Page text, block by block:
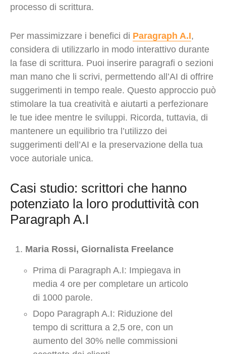
processo di scrittura.
Per massimizzare i benefici di Paragraph A.I,
considera di utilizzarlo in modo interattivo durante
la fase di scrittura. Puoi inserire paragrafi o sezioni
man mano che li scrivi, permettendo all’AI di offrire
suggerimenti in tempo reale. Questo approccio può
stimolare la tua creatività e aiutarti a perfezionare
le tue idee mentre le sviluppi. Ricorda, tuttavia, di
mantenere un equilibrio tra l’utilizzo dei
suggerimenti dell’AI e la preservazione della tua
voce autoriale unica.
Casi studio: scrittori che hanno
potenziato la loro produttività con
Paragraph A.I
Maria Rossi, Giornalista Freelance
Prima di Paragraph A.I: Impiegava in
media 4 ore per completare un articolo
di 1000 parole.
Dopo Paragraph A.I: Riduzione del
tempo di scrittura a 2,5 ore, con un
aumento del 30% nelle commissioni